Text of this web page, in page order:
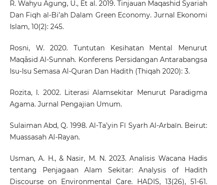
R. Wahyu Agung, U., Et al. 2019. Tinjauan Maqashid Syariah
Dan Fiqh al-Bi’ah Dalam Green Economy. Jurnal Ekonomi
Islam, 10(2): 245.
Rosni, W. 2020. Tuntutan Kesihatan Mental Menurut
Maqāsid Al-Sunnah. Konferens Persidangan Antarabangsa
Isu-Isu Semasa Al-Quran Dan Hadith (Thiqah 2020): 3.
Rozita, I. 2002. Literasi Alamsekitar Menurut Paradigma
Agama. Jurnal Pengajian Umum.
Sulaiman Abd, Q. 1998. Al-Ta’yin Fī Syarh Al-Arbaīn. Beirut:
Muassasah Al-Rayan.
Usman, A. H., & Nasir, M. N. 2023. Analisis Wacana Hadis
tentang Penjagaan Alam Sekitar: Analysis of Hadith
Discourse on Environmental Care. HADIS, 13(26), 51-61.